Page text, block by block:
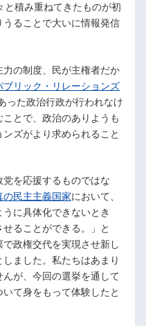
積み重ねてきたものが初
ることで大いに情報発信
の制度、民が主権者だか
ブリック・リレーションズ
った政治行政が行われなけ
とで、政治のありようも
ズがより求められること
を応援するものではな
の民主主義国家において、
うに具体化できないとき
ることができる。」と
政権交代を実現させ新し
ました。私たちはあまり
が、今回の選挙を通して
て身をもって体験したと